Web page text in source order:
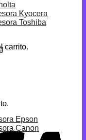
carrito.
Kyocera
Toshiba
Epson
Canon